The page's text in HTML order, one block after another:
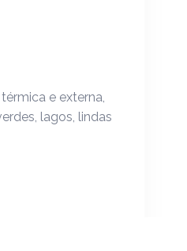
e externa,
lagos, lindas